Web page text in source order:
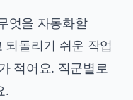
엇을 자동화할
돌리기 쉬운 작업
적어요. 직군별로
.